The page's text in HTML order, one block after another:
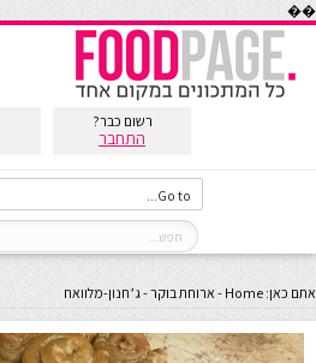
��
רשום כבר?
התחבר
אתם כאן: Home
- ארוחת בוקר-ג’חנון-מלוואח